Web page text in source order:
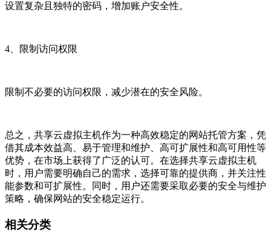
设置复杂且独特的密码，增加账户安全性。
4、限制访问权限
限制不必要的访问权限，减少潜在的安全风险。
总之，共享云虚拟主机作为一种高效稳定的网站托管方案，凭
借其成本效益高、易于管理和维护、高可扩展性和高可用性等
优势，在市场上获得了广泛的认可。在选择共享云虚拟主机
时，用户需要明确自己的需求，选择可靠的提供商，并关注性
能参数和可扩展性。同时，用户还需要采取必要的安全与维护
策略，确保网站的安全稳定运行。
相关分类